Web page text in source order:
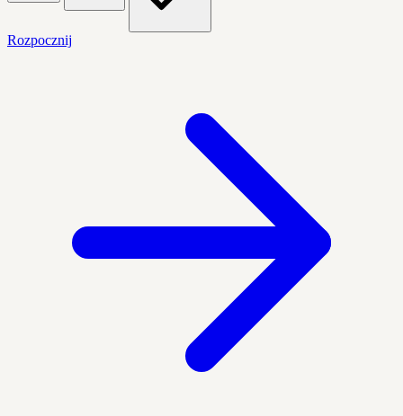
Rozpocznij